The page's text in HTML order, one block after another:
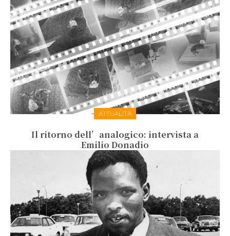
ATTUALITÀ
Il ritorno dell’analogico: intervista a
Emilio Donadio